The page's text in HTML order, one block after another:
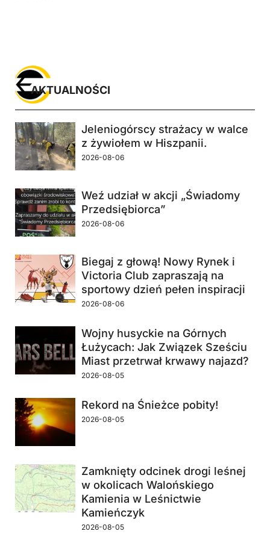
Jeleniogórscy strażacy w walce
z żywiołem w Hiszpanii.
2026-08-06
Weź udział w akcji „Świadomy
Przedsiębiorca”
2026-08-06
Biegaj z głową! Nowy Rynek i
Victoria Club zapraszają na
sportowy dzień pełen inspiracji
2026-08-06
Wojny husyckie na Górnych
Łużycach: Jak Związek Sześciu
Miast przetrwał krwawy najazd?
2026-08-05
Rekord na Śnieżce pobity!
2026-08-05
Zamknięty odcinek drogi leśnej
w okolicach Walońskiego
Kamienia w Leśnictwie
Kamieńczyk
2026-08-05
AKTUALNOŚCI